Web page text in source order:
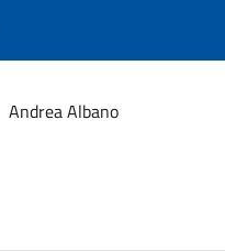
Andrea Albano